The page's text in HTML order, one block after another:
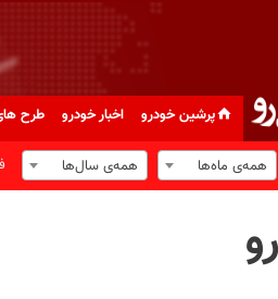
پرشین خودرو اخبار خودرو طرح
همه‌ی ماه‌ها همه‌ی سال‌ها